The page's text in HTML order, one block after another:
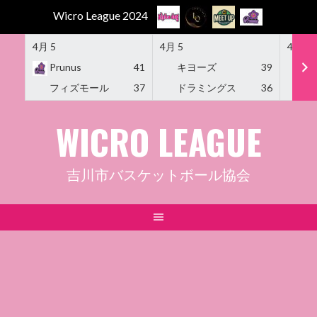
Wicro League 2024
4月 5
Prunus
41
フィズモール
37
4月 5
キヨーズ
39
ドラミングス
36
4月 5
WICRO LEAGUE
吉川市バスケットボール協会